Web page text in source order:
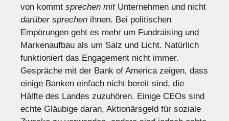
von kommt sprechen mitUnternehmen und nicht
darüber sprechen ihnen. Bei politischen
Empörungen geht es mehr um Fundraising und
Markenaufbau als um Salz und Licht. Natürlich
funktioniert das Engagement nicht immer.
Gespräche mit der Bank of America zeigen, dass
einige Banken einfach nicht bereit sind, die
Hälfte des Landes zuzuhören. Einige CEOs sind
echte Gläubige daran, Aktionärsgeld für soziale